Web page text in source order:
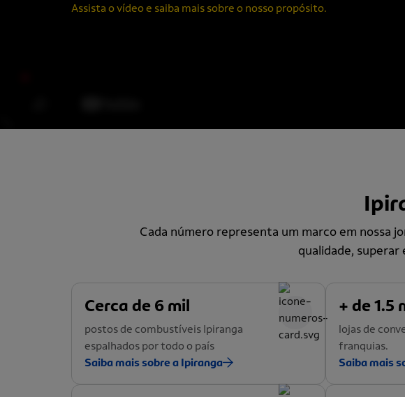
Assista o vídeo e saiba mais sobre o nosso propósito.
Cada número representa um marco em nossa
qualidade,
Cerca de 6 mil
postos de combustíveis Ipiranga
espalhados por todo o país
Saiba mais sobre a Ipiranga
+ de 1.5
lojas de
franquias.
Saiba mais